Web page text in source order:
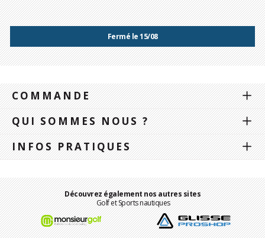
Fermé le 15/08
COMMANDE
QUI SOMMES NOUS ?
INFOS PRATIQUES
Découvrez également nos autres sites
Golf et Sports nautiques